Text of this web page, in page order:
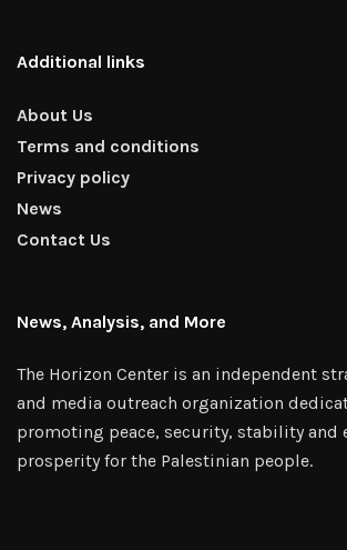
Additional links
About Us
Terms and conditions
Privacy policy
News
Contact Us
News, Analysis, and More
The Horizon Center is an independent
and media outreach organization
promoting peace, security, stability and
prosperity for the Palestinian people.